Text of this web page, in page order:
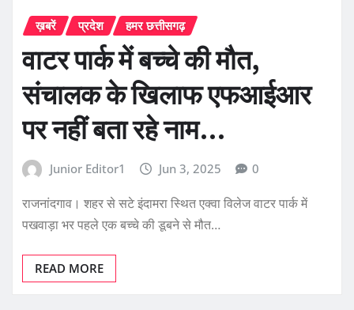
ख़बरें प्रदेश हमर छत्तीसगढ़
वाटर पार्क में बच्चे की मौत,
संचालक के खिलाफ एफआईआर
पर नहीं बता रहे नाम…
Junior Editor1 Jun 3, 2025 0
राजनांदगाव। शहर से सटे इंदामरा स्थित एक्वा विलेज वाटर पार्क में
पखवाड़ा भर पहले एक बच्चे की डूबने से मौत…
READ MORE